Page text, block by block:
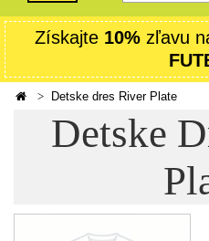
Získajte 10% zľavu
Detske dres River Plate
Detske